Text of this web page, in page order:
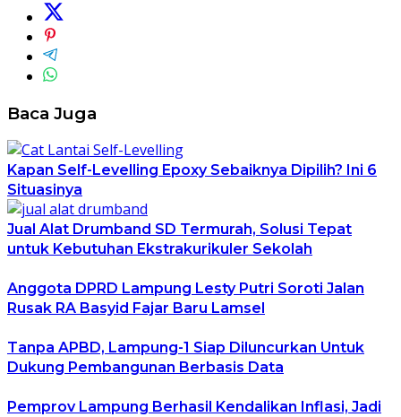
Baca Juga
Kapan Self-Levelling Epoxy Sebaiknya Dipilih? Ini 6
Situasinya
Jual Alat Drumband SD Termurah, Solusi Tepat
untuk Kebutuhan Ekstrakurikuler Sekolah
Anggota DPRD Lampung Lesty Putri Soroti Jalan
Rusak RA Basyid Fajar Baru Lamsel
Tanpa APBD, Lampung-1 Siap Diluncurkan Untuk
Dukung Pembangunan Berbasis Data
Pemprov Lampung Berhasil Kendalikan Inflasi, Jadi